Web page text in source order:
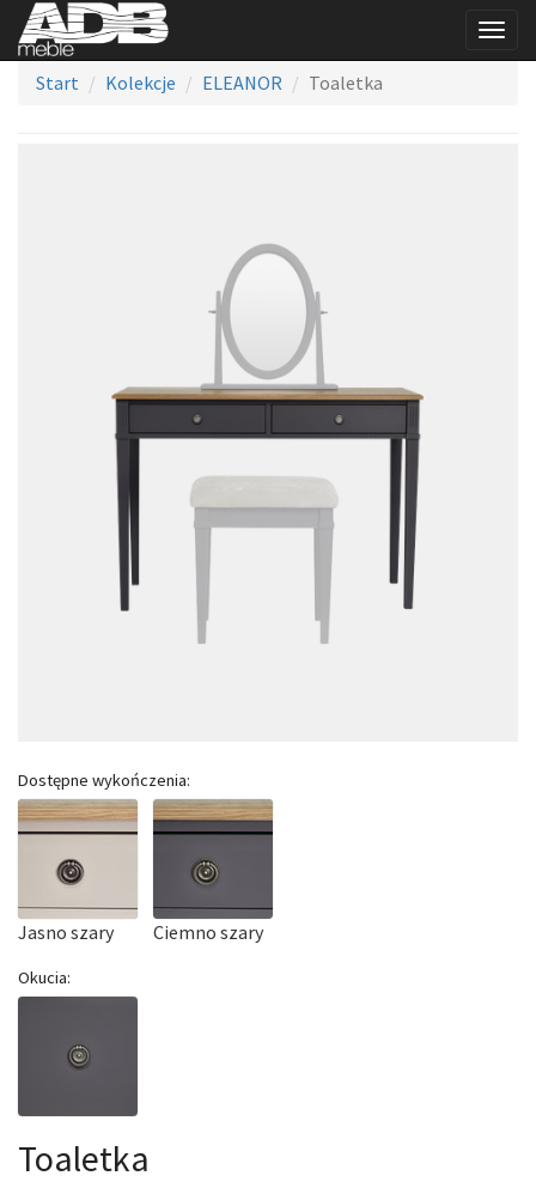
Start
Kolekcje ELEANOR Toaletka
Dostępne wykończenia:
Jasno szary Ciemno szary
Okucia:
Toaletka